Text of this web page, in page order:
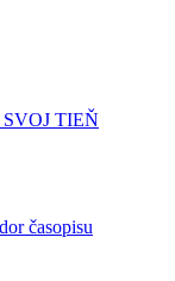
SVOJ TIEŇ
časopisu